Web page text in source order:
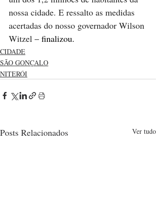
nossa cidade. E ressalto as medidas
acertadas do nosso governador Wilson
Witzel – finalizou.
CIDADE
SÃO GONÇALO
NITERÓI
Posts Relacionados Ver tudo